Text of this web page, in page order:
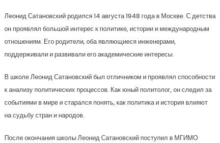
Леонид Сатановский родился 14 августа 1948 года в Москве. С детства
он проявлял большой интерес к политике, истории и международным
отношениям. Его родители, оба являющиеся инженерами,
поддерживали и развивали его академические интересы.
В школе Леонид Сатановский был отличником и проявлял способности
к анализу политических процессов. Как юный политолог, он следил за
событиями в мире и старался понять, как политика и история влияют
на судьбу стран и народов.
После окончания школы Леонид Сатановский поступил в МГИМО